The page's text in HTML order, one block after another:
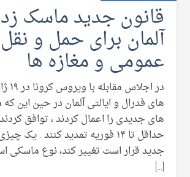
قانون جدید ماسک
آلمان برای حمل و نقل
عمومی و مغازه ها
در
های فدرال و ایالتی آلمان در حین این
های جدیدی را اعمال کردند ، توافق
حداقل تا ۱۴ فوریه تمدید کنند . یک
جدید قرار است تغییر کند، نوع ماسکی
[…]